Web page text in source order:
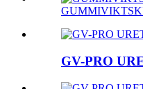
GV-PRO